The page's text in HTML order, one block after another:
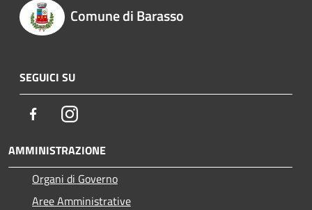
Comune di Barasso
SEGUICI SU
FacebookInstagram
AMMINISTRAZIONE
Organi di Governo
Aree Amministrative